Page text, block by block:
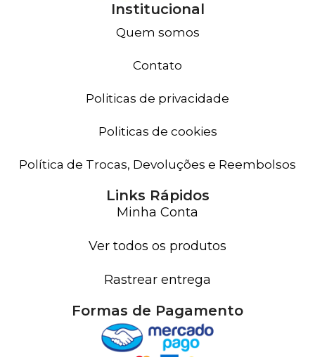
Institucional
Quem somos
Contato
Politicas de privacidade
Politicas de cookies
Política de Trocas, Devoluções e Reembolsos
Links Rápidos
Minha Conta
Ver todos os produtos
Rastrear entrega
Formas de Pagamento